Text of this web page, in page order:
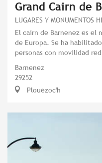
Grand Cairn de
LUGARES Y MONUMENTOS
El cairn de Barnenez es el
de Europa. Se ha
personas con movilidad
Barnenez
29252
Plouezoc'h